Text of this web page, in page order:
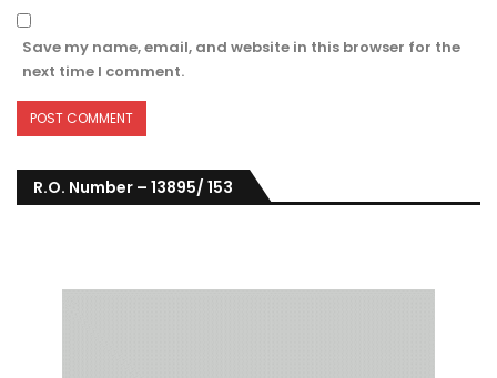
Save my name, email, and website in this browser for the
next time I comment.
R.O. Number – 13895/ 153